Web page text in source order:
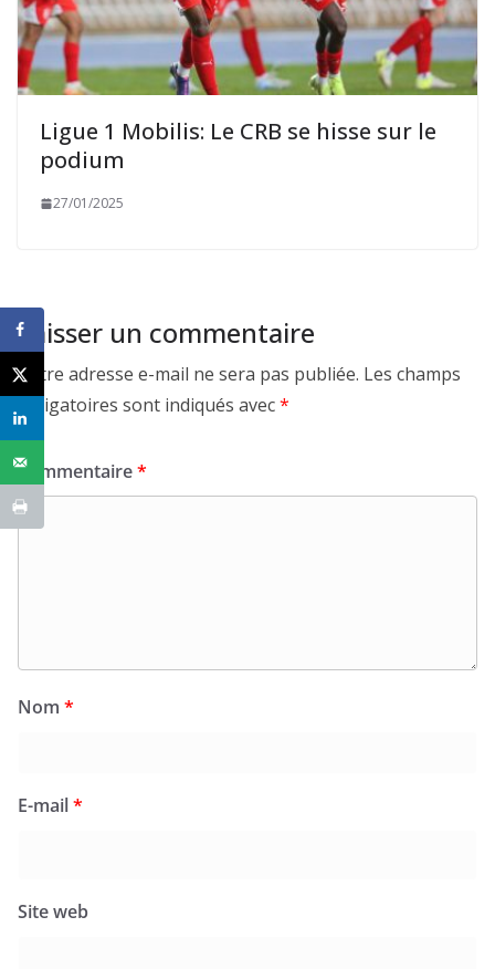
Ligue 1 Mobilis: Le CRB se hisse sur le
podium
27/01/2025
Laisser un commentaire
Votre adresse e-mail ne sera pas publiée. Les champs
obligatoires sont indiqués avec*
Commentaire*
Nom *
E-mail*
Site web